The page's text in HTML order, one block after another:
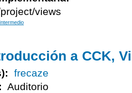
views
Intermedio
a CCK,
frecaze
Auditorio